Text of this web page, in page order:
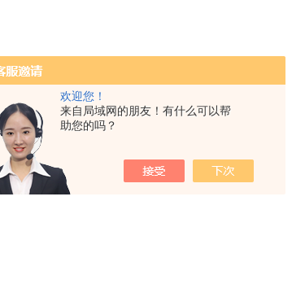
欢迎您！
来自局域网的朋友！有什么可以帮
助您的吗？